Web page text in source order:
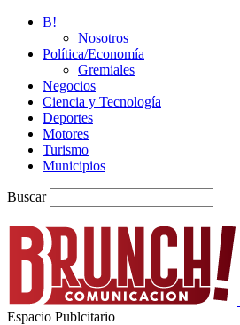
B!
Nosotros
Política/Economía
Gremiales
Negocios
Ciencia y Tecnología
Deportes
Motores
Turismo
Municipios
Buscar
Espacio Publcitario